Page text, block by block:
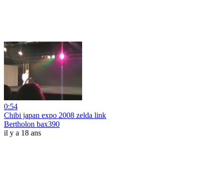
0:54
Chibi japan expo 2008 zelda link
Bertholon bax390
il y a 18 ans